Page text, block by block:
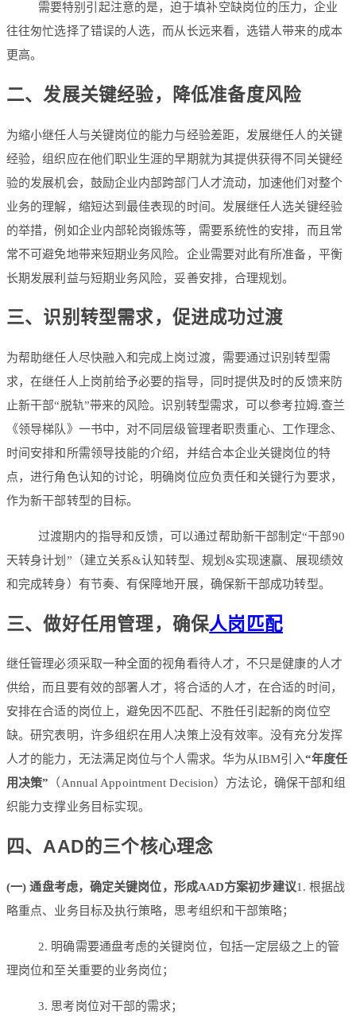
需要特别引起注意的是，迫于填补空缺岗位的压力，企业
往往匆忙选择了错误的人选，而从长远来看，选错人带来的成本
更高。
二、发展关键经验，降低准备度风险
为缩小继任人与关键岗位的能力与经验差距，发展继任人的关键
经验，组织应在他们职业生涯的早期就为其提供获得不同关键经
验的发展机会，鼓励企业内部跨部门人才流动，加速他们对整个
业务的理解，缩短达到最佳表现的时间。发展继任人选关键经验
的举措，例如企业内部轮岗锻炼等，需要系统性的安排，而且常
常不可避免地带来短期业务风险。企业需要对此有所准备，平衡
长期发展利益与短期业务风险，妥善安排，合理规划。
三、识别转型需求，促进成功过渡
为帮助继任人尽快融入和完成上岗过渡，需要通过识别转型需
求，在继任人上岗前给予必要的指导，同时提供及时的反馈来防
止新干部“脱轨”带来的风险。识别转型需求，可以参考拉姆.查兰
《领导梯队》一书中，对不同层级管理者职责重心、工作理念、
时间安排和所需领导技能的介绍，并结合本企业关键岗位的特
点，进行角色认知的讨论，明确岗位应负责任和关键行为要求，
作为新干部转型的目标。
过渡期内的指导和反馈，可以通过帮助新干部制定“干部90
天转身计划”（建立关系&认知转型、规划&实现速赢、展现绩效
和完成转身）有节奏、有保障地开展，确保新干部成功转型。
三、做好任用管理，确保人岗匹配
继任管理必须采取一种全面的视角看待人才，不只是健康的人才
供给，而且要有效的部署人才，将合适的人才，在合适的时间，
安排在合适的岗位上，避免因不匹配、不胜任引起新的岗位空
缺。研究表明，许多组织在用人决策上没有效率。没有充分发挥
人才的能力，无法满足岗位与个人需求。华为从IBM引入“年度任
用决策” （Annual Appointment Decision）方法论，确保干部和组
织能力支撑业务目标实现。
四、AAD的三个核心理念
(一) 通盘考虑，确定关键岗位，形成AAD方案初步建议1. 根据战
略重点、业务目标及执行策略，思考组织和干部策略；
2. 明确需要通盘考虑的关键岗位，包括一定层级之上的管
理岗位和至关重要的业务岗位；
3. 思考岗位对干部的需求；